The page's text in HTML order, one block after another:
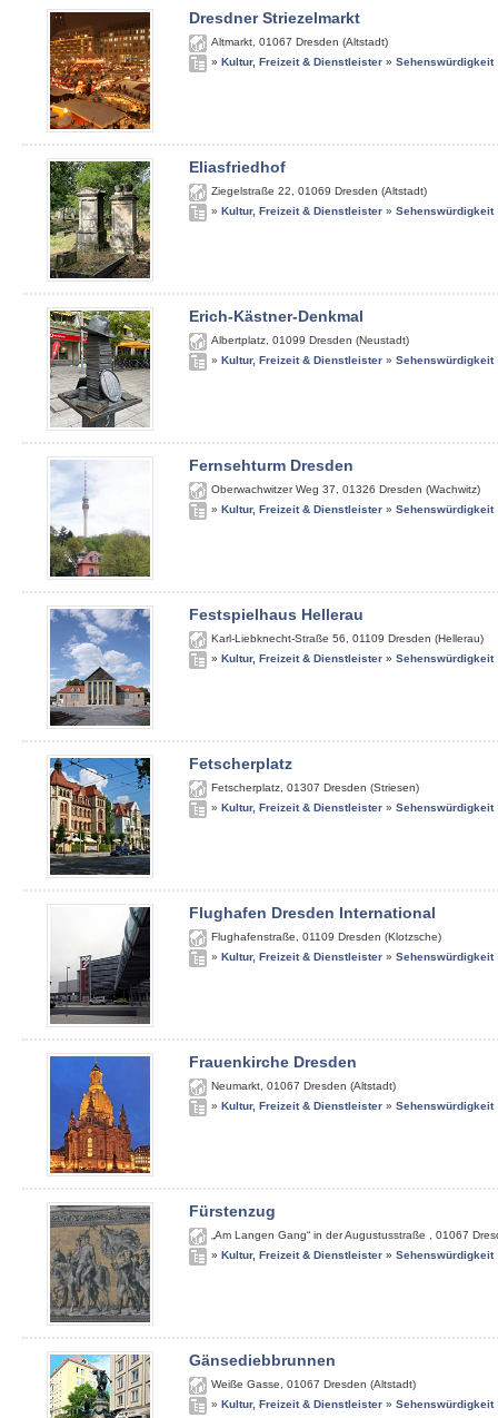
Dresdner Striezelmarkt
Altmarkt 01067 Dresden (Altstadt)
» Kultur, Freizeit & Dienstleister » Sehenswürdigkeit
Eliasfriedhof
Ziegelstraße 22 01069 Dresden (Altstadt)
» Kultur, Freizeit & Dienstleister » Sehenswürdigkeit
Erich-Kästner-Denkmal
Albertplatz 01099 Dresden (Neustadt)
» Kultur, Freizeit & Dienstleister » Sehenswürdigkeit
Fernsehturm Dresden
Oberwachwitzer Weg 37 01326 Dresden (Wachwitz)
» Kultur, Freizeit & Dienstleister » Sehenswürdigkeit
Festspielhaus Hellerau
Karl-Liebknecht-Straße 56 01109 Dresden (Hellerau)
» Kultur, Freizeit & Dienstleister » Sehenswürdigkeit
Fetscherplatz
Fetscherplatz 01307 Dresden (Striesen)
» Kultur, Freizeit & Dienstleister » Sehenswürdigkeit
Flughafen Dresden International
Flughafenstraße 01109 Dresden (Klotzsche)
» Kultur, Freizeit & Dienstleister » Sehenswürdigkeit
Frauenkirche Dresden
Neumarkt 01067 Dresden (Altstadt)
» Kultur, Freizeit & Dienstleister » Sehenswürdigkeit
Fürstenzug
„Am Langen Gang“ in der Augustusstraße 01067
» Kultur, Freizeit & Dienstleister » Sehenswürdigkeit
Gänsediebbrunnen
Weiße Gasse 01067 Dresden (Altstadt)
» Kultur, Freizeit & Dienstleister » Sehenswürdigkeit